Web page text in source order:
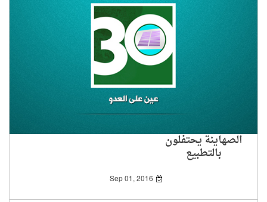
الصهاينة يحتفلون
بالتطبيع
Sep 01, 2016